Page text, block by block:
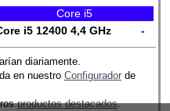
Core i5
i5 12400 4,4 GHz -
diariamente.
en nuestro Configurador de
productos destacados.